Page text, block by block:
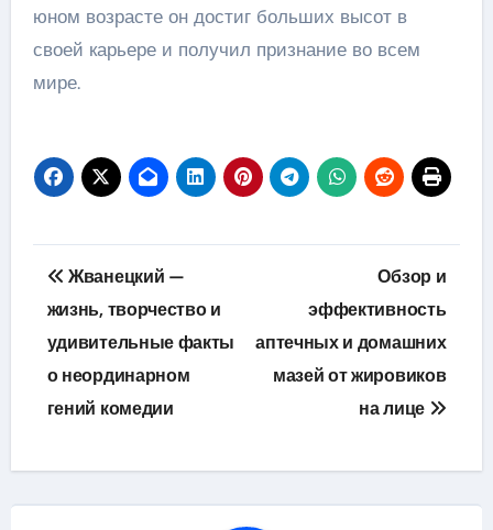
юном возрасте он достиг больших высот в
своей карьере и получил признание во всем
мире.
Навигация
по
записям
Жванецкий —
жизнь, творчество и
удивительные факты
о неординарном
гений комедии
Обзор и
эффективность
аптечных и домашних
мазей от жировиков
на лице